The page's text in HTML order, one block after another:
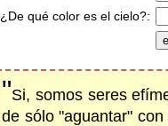
¿De qué color es el cielo?:
"Si, somos seres
de sólo "aguantar"